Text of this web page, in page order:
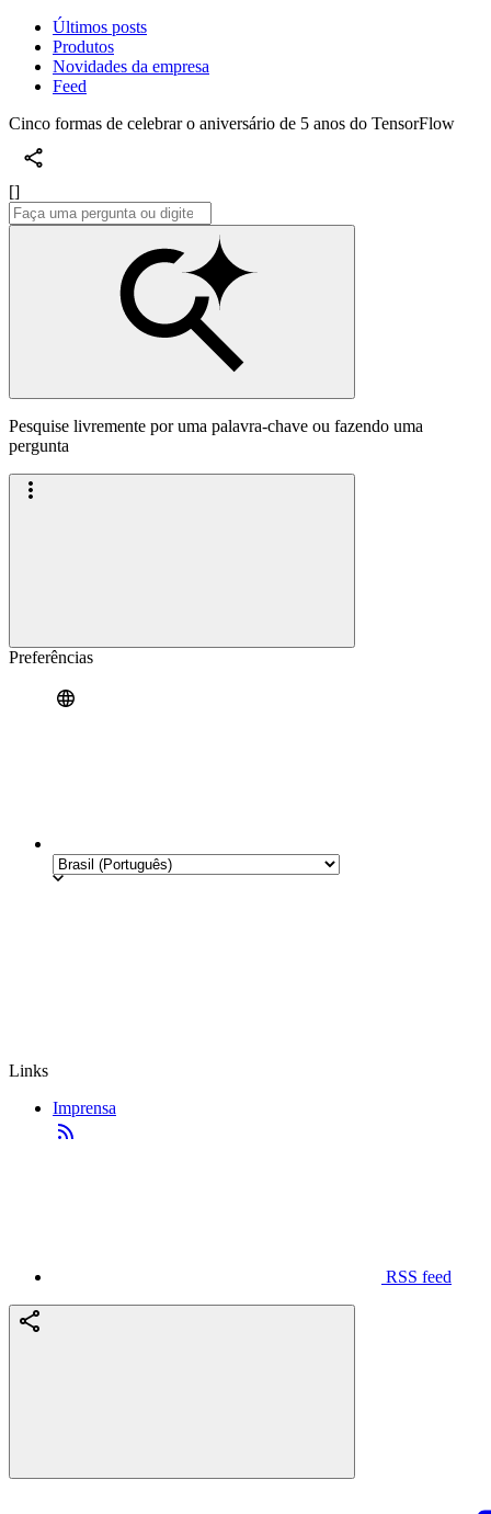
Últimos posts
Produtos
Novidades da empresa
Feed
Cinco formas de celebrar o aniversário de 5 anos do TensorFlow
[]
Pesquise livremente por uma palavra-chave ou fazendo uma
pergunta
Preferências
Links
Imprensa
RSS feed